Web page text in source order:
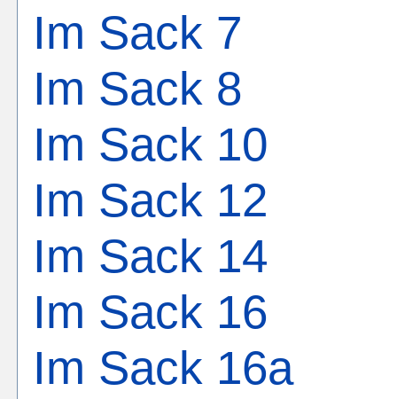
Im Sack 7
Im Sack 8
Im Sack 10
Im Sack 12
Im Sack 14
Im Sack 16
Im Sack 16a